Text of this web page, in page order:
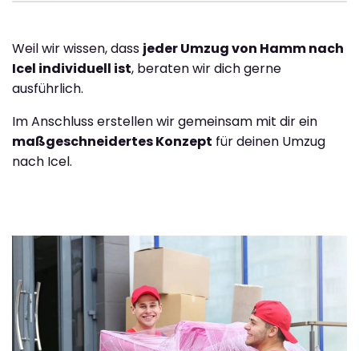
Weil wir wissen, dass jeder Umzug von Hamm nach
Icel individuell ist, beraten wir dich gerne
ausführlich.
Im Anschluss erstellen wir gemeinsam mit dir ein
maßgeschneidertes Konzept für deinen Umzug
nach Icel.